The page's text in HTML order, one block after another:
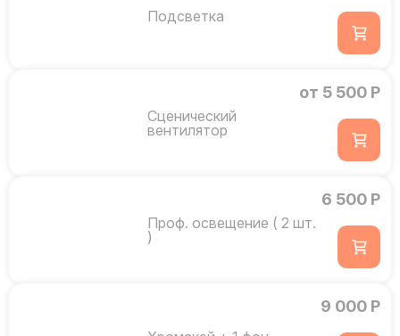
Подсветка
Сценический
вентилятор
от 5 500 Р
Проф. освещение ( 2 шт.
)
6 500 Р
9 000 Р